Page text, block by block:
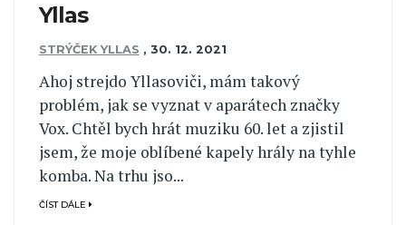
Yllas
STRÝČEK YLLAS , 30. 12. 2021
Ahoj strejdo Yllasoviči, mám takový
problém, jak se vyznat v aparátech značky
Vox. Chtěl bych hrát muziku 60. let a zjistil
jsem, že moje oblíbené kapely hrály na tyhle
komba. Na trhu jso...
ČÍST DÁLE